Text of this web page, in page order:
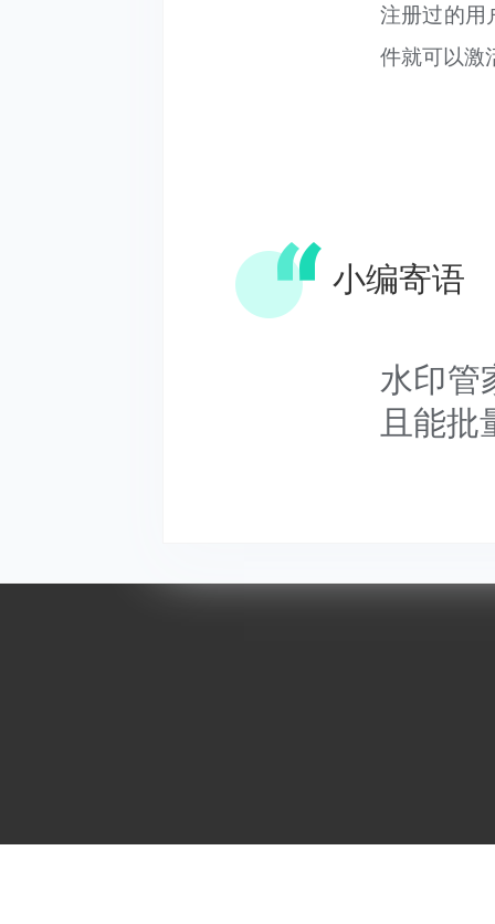
注册过的用
件就可以激
式，咨询
您的问题。
小编寄语
水印管
且能批